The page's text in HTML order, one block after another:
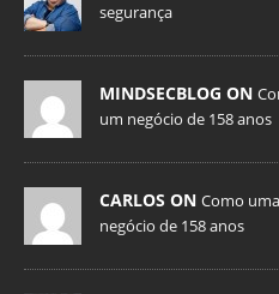
segurança
MINDSECBLOG ON
um negócio de 158 anos
CARLOS ON Como
negócio de 158 anos